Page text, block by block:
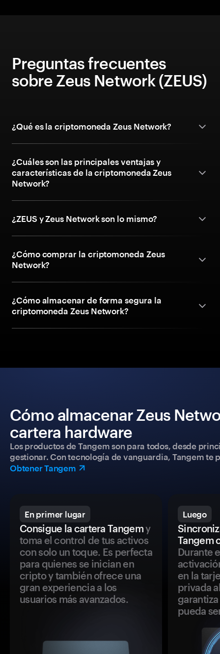
Preguntas frecuentes
sobre Zeus Network (ZEUS)
¿Qué es la criptomoneda Zeus Network?
¿Cuáles son las principales ventajas y
características de la criptomoneda Zeus
Network?
¿ZEUS y Zeus Network son lo mismo?
¿Cómo comprar la criptomoneda Zeus
Network?
¿Cómo almacenar de forma segura la
criptomoneda Zeus Network?
Cómo almacenar Zeus
cartera hardware
Los productos de Tangem son para todos, desde
gestionar. Con tecnología de vanguardia, Tangem
Obtener Tangem
En primer lugar
Consigue la cartera Tangemy
toma el control de tus activos
con solo un toque. Es perfecta
para quienes se inician en
cripto y también ofrece una
gran experiencia a los
usuarios más avanzados.
Luego
Tangem
Durante
en la
privada
pueda